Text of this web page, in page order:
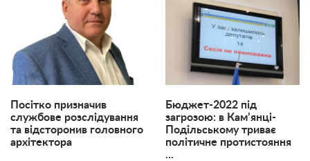
Посітко призначив
службове розслідування
та відсторонив головного
архітектора
Бюджет-2022 під
загрозою: в Кам’янці-
Подільському триває
політичне протистояння
...